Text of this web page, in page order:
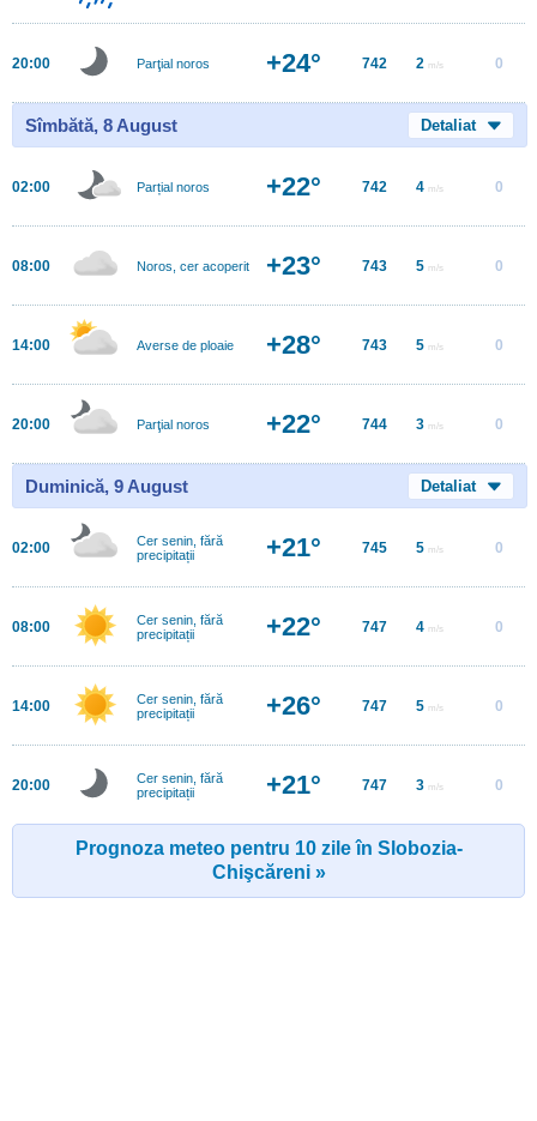
20:00 Parţial noros +24° 742 2 m/s 0
Sîmbătă, 8 August Detaliat
02:00 Parțial noros +22° 742 4 m/s 0
08:00 Noros, cer acoperit +23° 743 5 m/s 0
14:00 Averse de ploaie +28° 743 5 m/s 0
20:00 Parţial noros +22° 744 3 m/s 0
Duminică, 9 August Detaliat
02:00
Cer senin, fără
precipitații
+21° 745 5 m/s 0
08:00
Cer senin, fără
precipitații
+22° 747 4 m/s 0
14:00
Cer senin, fără
precipitații
+26° 747 5 m/s 0
20:00
Cer senin, fără
precipitații
+21° 747 3 m/s 0
Prognoza meteo pentru 10 zile în Slobozia-
Chişcăreni »